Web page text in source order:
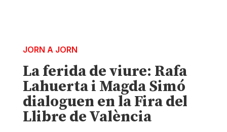
JORN A JORN
La ferida de viure: Rafa
Lahuerta i Magda Simó
dialoguen en la Fira del
Llibre de València